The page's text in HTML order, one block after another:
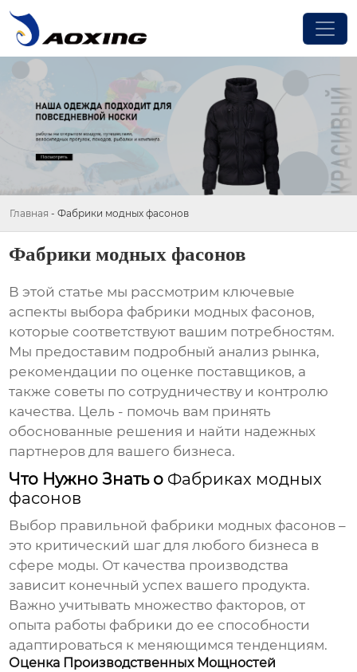
Главная - Фабрики модных фасонов
Фабрики модных фасонов
В этой статье мы рассмотрим ключевые
аспекты выбора фабрики модных фасонов,
которые соответствуют вашим потребностям.
Мы предоставим подробный анализ рынка,
рекомендации по оценке поставщиков, а
также советы по сотрудничеству и контролю
качества. Цель - помочь вам принять
обоснованные решения и найти надежных
партнеров для вашего бизнеса.
Что Нужно Знать о Фабриках модных
фасонов
Выбор правильной фабрики модных фасонов –
это критический шаг для любого бизнеса в
сфере моды. От качества производства
зависит конечный успех вашего продукта.
Важно учитывать множество факторов, от
опыта работы фабрики до ее способности
адаптироваться к меняющимся тенденциям.
Оценка Производственных Мощностей